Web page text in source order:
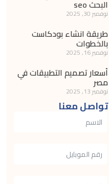
البحث seo
نوفمبر 30, 2025
طريقة انشاء بودكاست
بالخطوات
نوفمبر 16, 2025
أسعار تصميم التطبيقات في
مصر
نوفمبر 13, 2025
تواصل معنا